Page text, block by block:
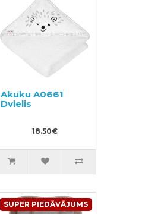
Akuku A0661
Dvielis
18.50€
SUPER PIEDĀVĀJUMS